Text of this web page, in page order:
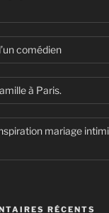
comédien
à Paris.
mariage
RÉCENTS